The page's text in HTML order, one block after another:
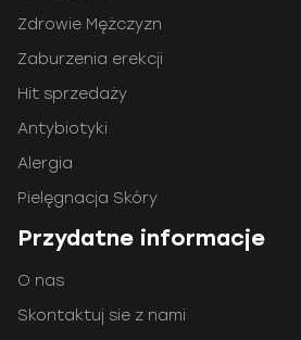
Zdrowie Mężczyzn
Zaburzenia erekcji
Hit sprzedaży
Antybiotyki
Alergia
Pielęgnacja Skóry
Przydatne informacje
O nas
Skontaktuj sie z nami